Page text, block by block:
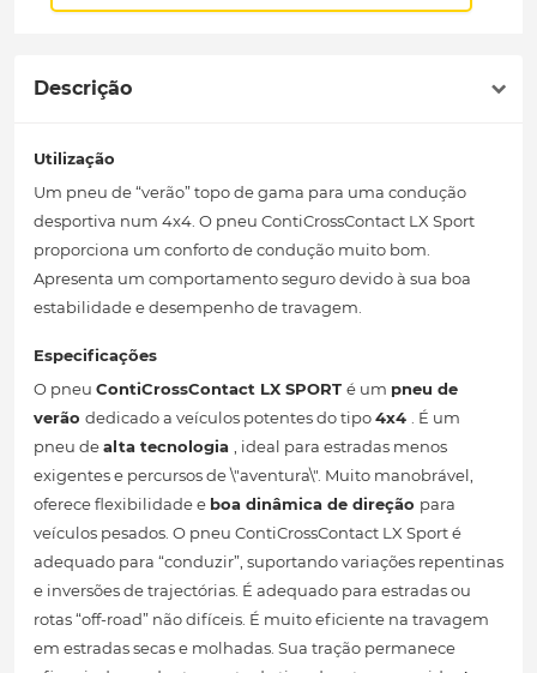
Descrição
Utilização
Um pneu de “verão” topo de gama para uma condução
desportiva num 4x4. O pneu ContiCrossContact LX Sport
proporciona um conforto de condução muito bom.
Apresenta um comportamento seguro devido à sua boa
estabilidade e desempenho de travagem.
Especificações
O pneu ContiCrossContact LX SPORT é um pneu de
verão dedicado a veículos potentes do tipo4x4 . É um
pneu dealta tecnologia , ideal para estradas menos
exigentes e percursos de \"aventura\". Muito manobrável,
oferece flexibilidade e boa dinâmica de direção para
veículos pesados. O pneu ContiCrossContact LX Sport é
adequado para “conduzir”, suportando variações repentinas
e inversões de trajectórias. É adequado para estradas ou
rotas “off-road” não difíceis. É muito eficiente na travagem
em estradas secas e molhadas. Sua tração permanece